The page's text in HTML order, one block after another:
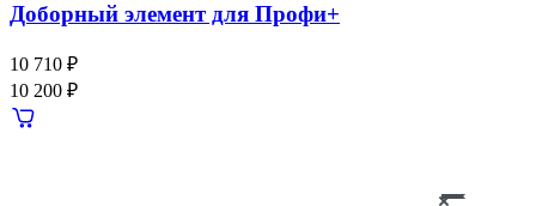
Доборный элемент для Профи+
10 710 ₽
10 200 ₽